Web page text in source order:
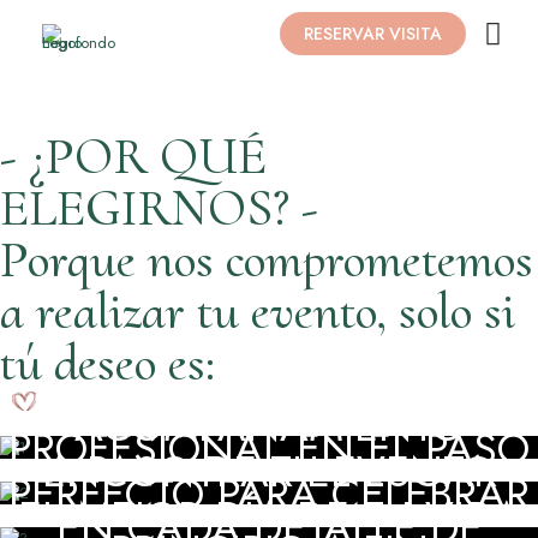
RESERVAR VISITA
- ¿POR QUÉ
ELEGIRNOS? -
Porque nos comprometemos
a realizar tu evento, solo si
tú deseo es:
DISFRUTAR DE
ACOMPAÑAMIENTO
PROFESIONAL EN EL PASO
A PASO DE TU EVENTO
ENCONTRAR EL LUGAR
PERFECTO PARA CELEBRAR
EL MEJOR DÍA DE TU VIDA
GARANTIZAR LA CALIDAD